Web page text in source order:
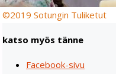
katso myös tänne
Facebook-sivu
©2019 Sotungin Tuliketut